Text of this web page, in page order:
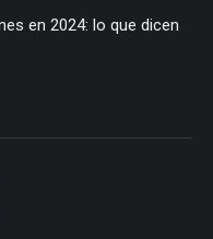
en 2024: lo que dicen